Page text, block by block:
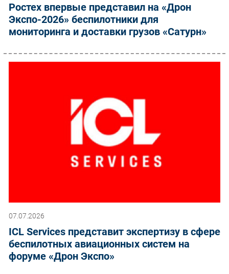
Ростех впервые представил на «Дрон
Экспо-2026» беспилотники для
мониторинга и доставки грузов «Сатурн»
07.07.2026
ICL Services представит экспертизу в сфере
беспилотных авиационных систем на
форуме «Дрон Экспо»